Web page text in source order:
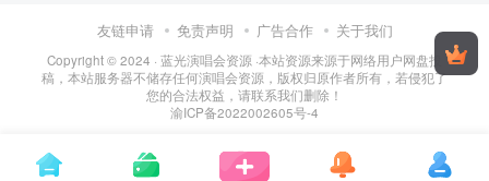
友链申请 免责声明 广告合作 关于我们
Copyright © 2024 · 蓝光演唱会资源 ·本站资源来源于网络用户网盘投
稿，本站服务器不储存任何演唱会资源，版权归原作者所有，若侵犯了
您的合法权益，请联系我们删除！
渝ICP备2022002605号-4